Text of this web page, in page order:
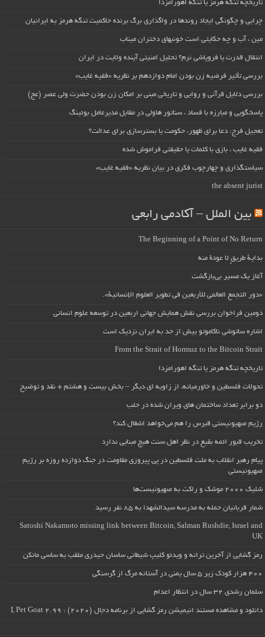
تاریخچه تنگه هرمز یا تنگه اهورامزدا
چرایی و چگونگی ایجاد روندها در واگذاری برگ برنده حاکمیت تنگه هرمز به ایرانیان
مین ، آب و چه حکایتی است خونبهای دختران میناب
انتقال قدرت یا فروپاشی نرم؟ تحلیل امنیتی آینده ولایت در ایران
بررسی تأثیر فرضیه زن بودن امام دوازدهم بر نظریه «فقیه غایب»
بررسی دلایل قرآنی و روایی و تاریخی مبنی بر امکان زن بودن حضرت ولی عصر (عج)
پاسخگویی و مبارزه با فساد ، سناتور هاولی در مقابل مدیرعامل بوئینگ
تعجیل فرج: دعا برای ظهور، حکومت یا بسترسازی برای عدالت؟
فقیه غایب ، بازی با کلمات یا حقیقتی فراموش شده
سیاستگذاری و چهارچوب فکری در بیان نظریه «فقیه غایب»
the absent jurist
بین الملل – آکادمی رابعی
The Beginning of a Point of No Return
بداية طريقٍ لا عودة منه
آغاز یک مسیر بی‌بازگشت
«دور التجمع العالمي للأربعين في تطوير العلوم الإنسانية».
دومین فراخوان بررسی نقش همایش جهانی اربعین در توسعه علوم انسانی
اشاره ساتوشی ناکاموتو بیش از حد به ایران نزدیک است
From the Strait of Hormuz to the Bitcoin Strait
تاریخچه تنگه هرمز یا تنگه اهورامزدا
تحولات فلسطین و خاورمیانه، از زاویه ای دیگر – بخش بیست و هشتم + نقد و توضیح
دو برابر تعداد ساختمان های ویران شده در حلب
رژیم صهیونیستی قبرس را هم می‌خواهد اشغال کند؟
تخریب قبور ائمه بقیع در نظر اهل سنت هیچ مبنایی ندارد
پیام رهبر انقلاب به ملت فلسطین در پی پیروزی مقاومت در جنگ دوازده روزه بر رژیم
صهیونیستی
شلیک ۲۰۰۰ موشک و راکت به صهیونیست‌ها
شمار قربانیان حمله به مدرسه سیدالشهدا به ۸۵ نفر رسید
Satoshi Nakamoto missing link between Bitcoin, Salman Rushdie, Israel and
UK
رمز گشایی از آخرین ترانه و ویدئو کلیپ شیطانی ساسان حیدری ملقب به ساسی مانکن
۴۰۰ هزار کودک زیر ۵ سال یمنی در آستانه مرگ از گرسنگی
سلمان رشدی ۳۲ سال در انتظار اعدام
دانلود و مشاهده مستند انیمیشن رمز گشایی از برنامه دجال (۲۰۲۰) : I, Pet Goat 2.99